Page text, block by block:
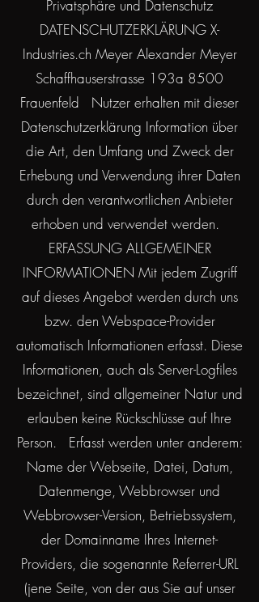
Privatsphäre und Datenschutz
DATENSCHUTZERKLÄRUNG X-
Industries.ch Meyer Alexander Meyer
Schaffhauserstrasse 193a 8500
Frauenfeld Nutzer erhalten mit dieser
Datenschutzerklärung Information über
die Art, den Umfang und Zweck der
Erhebung und Verwendung ihrer Daten
durch den verantwortlichen Anbieter
erhoben und verwendet werden.
ERFASSUNG ALLGEMEINER
INFORMATIONEN Mit jedem Zugriff
auf dieses Angebot werden durch uns
bzw. den Webspace-Provider
automatisch Informationen erfasst. Diese
Informationen, auch als Server-Logfiles
bezeichnet, sind allgemeiner Natur und
erlauben keine Rückschlüsse auf Ihre
Person. Erfasst werden unter anderem:
Name der Webseite, Datei, Datum,
Datenmenge, Webbrowser und
Webbrowser-Version, Betriebssystem,
der Domainname Ihres Internet-
Providers, die sogenannte Referrer-URL
(jene Seite, von der aus Sie auf unser